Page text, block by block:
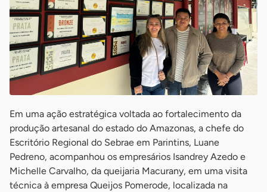
Em uma ação estratégica voltada ao fortalecimento da
produção artesanal do estado do Amazonas, a chefe do
Escritório Regional do Sebrae em Parintins, Luane
Pedreno, acompanhou os empresários Isandrey Azedo e
Michelle Carvalho, da queijaria Macurany, em uma visita
técnica à empresa Queijos Pomerode, localizada na